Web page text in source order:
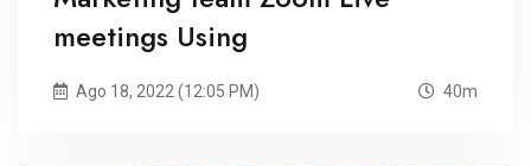
meetings Using
Ago 18, 2022 (12:05 PM) 40m